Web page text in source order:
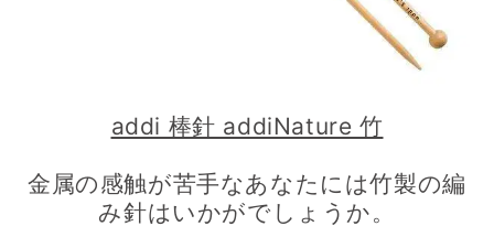
addi 棒針 addiNature 竹
金属の感触が苦手なあなたには竹製の編
み針はいかがでしょうか。